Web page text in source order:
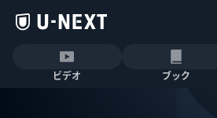
ビデオ ブック